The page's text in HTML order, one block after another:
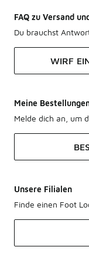
FAQ zu Versand
Du brauchst
WIRF
Meine
Melde dich an, um
Unsere Filialen
Finde einen Foot